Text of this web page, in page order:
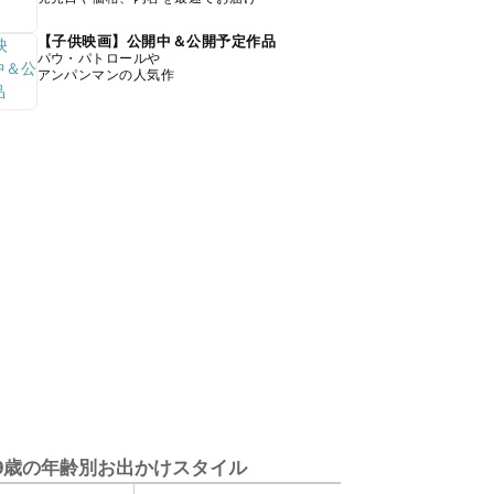
【子供映画】公開中＆公開予定作品
パウ・パトロールや
アンパンマンの人気作
の年齢別お出かけスタイル